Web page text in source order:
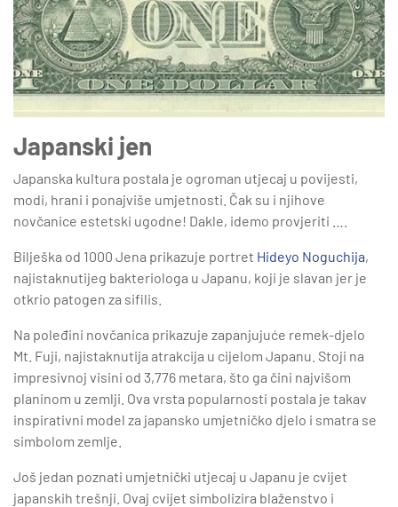
Japanski jen
Japanska kultura postala je ogroman utjecaj u povijesti,
modi, hrani i ponajviše umjetnosti. Čak su i njihove
novčanice estetski ugodne! Dakle, idemo provjeriti ….
Bilješka od 1000 Jena prikazuje portret Hideyo Noguchija,
najistaknutijeg bakteriologa u Japanu, koji je slavan jer je
otkrio patogen za sifilis.
Na poleđini novčanica prikazuje zapanjujuće remek-djelo
Mt. Fuji, najistaknutija atrakcija u cijelom Japanu. Stoji na
impresivnoj visini od 3,776 metara, što ga čini najvišom
planinom u zemlji. Ova vrsta popularnosti postala je takav
inspirativni model za japansko umjetničko djelo i smatra se
simbolom zemlje.
Još jedan poznati umjetnički utjecaj u Japanu je cvijet
japanskih trešnji. Ovaj cvijet simbolizira blaženstvo i